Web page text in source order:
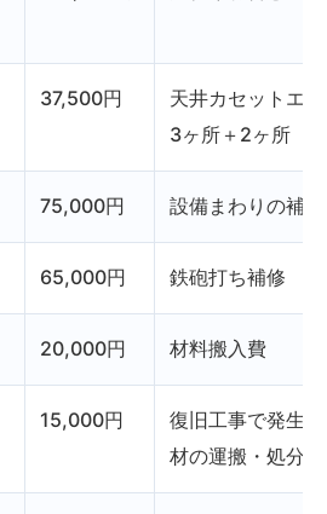
37,500円
天井カセットエ
3ヶ所＋2ヶ所
75,000円 設備まわりの補修
65,000円 鉄砲打ち補修
20,000円 材料搬入費
15,000円
復旧工事で発生
材の運搬・処分